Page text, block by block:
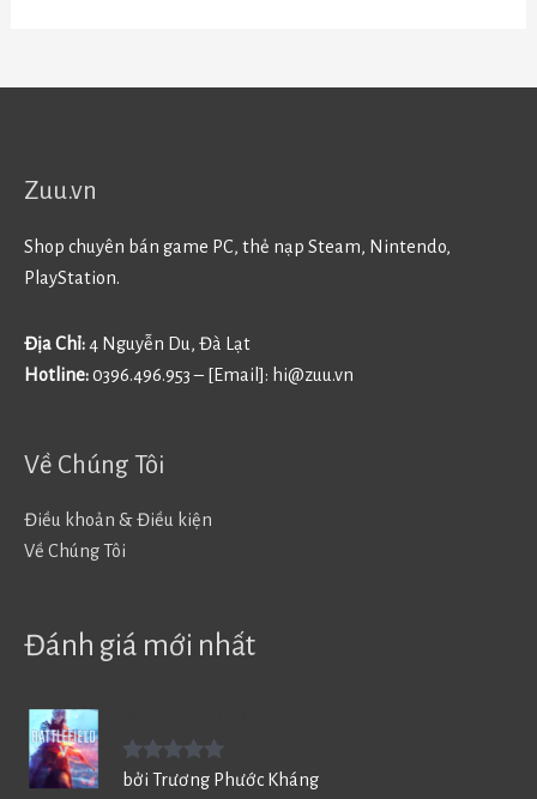
Zuu.vn
Shop chuyên bán game PC, thẻ nạp Steam, Nintendo,
PlayStation.
Địa Chỉ:4 Nguyễn Du, Đà Lạt
Hotline:0396.496.953 – [Email]: hi@zuu.vn
Về Chúng Tôi
Điều khoản & Điều kiện
Về Chúng Tôi
Đánh giá mới nhất
Được xếp
bởi Trương Phước Kháng